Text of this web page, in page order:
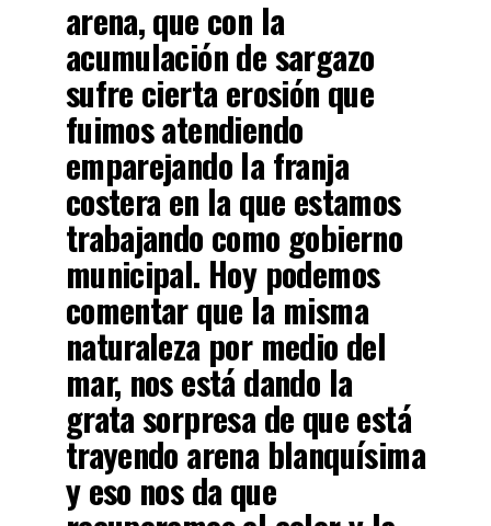
arena, que con la
acumulación de sargazo
sufre cierta erosión que
fuimos atendiendo
emparejando la franja
costera en la que estamos
trabajando como gobierno
municipal. Hoy podemos
comentar que la misma
naturaleza por medio del
mar, nos está dando la
grata sorpresa de que está
trayendo arena blanquísima
y eso nos da que